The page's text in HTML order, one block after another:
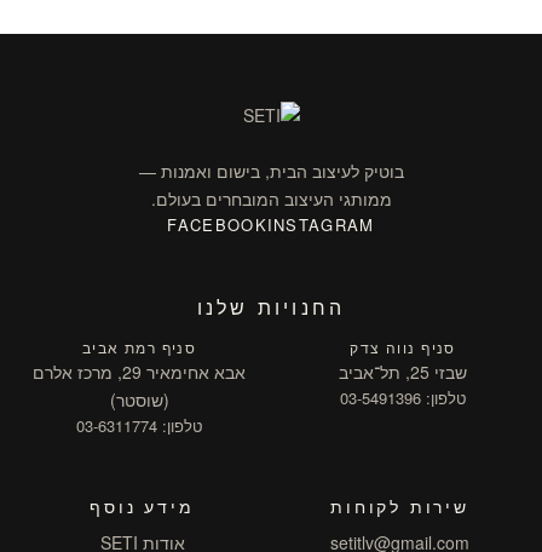
בוטיק לעיצוב הבית, בישום ואמנות —
ממותגי העיצוב המובחרים בעולם.
INSTAGRAM
FACEBOOK
החנויות שלנו
סניף נווה צדק
שבזי 25, תל־אביב
טלפון: 03-5491396
סניף רמת אביב
אבא אחימאיר 29, מרכז אלרם
(שוסטר)
טלפון: 03-6311774
שירות לקוחות
setitlv@gmail.com
מידע נוסף
אודות SETI